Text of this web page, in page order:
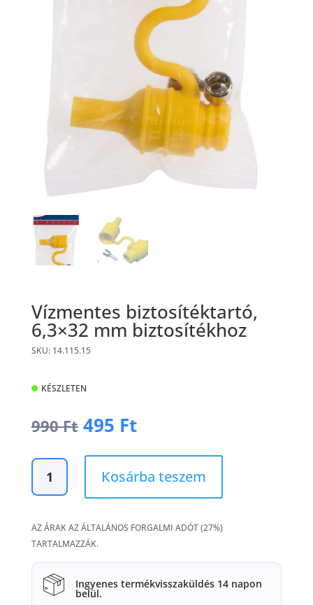
Vízmentes biztosítéktartó,
6,3×32 mm biztosítékhoz
SKU: 14.115.15
KÉSZLETEN
990Ft Original
price
was:
990 Ft.
495 FtCurrent
price
is:
495 Ft.
Vízmentes
biztosítéktartó,
6,3x32
biztosítékhoz
mennyiség
Kosárba teszem
AZ ÁRAK AZ ÁLTALÁNOS FORGALMI ADÓT (27%)
TARTALMAZZÁK.
Ingyenes termékvisszaküldés 14 napon
belül.